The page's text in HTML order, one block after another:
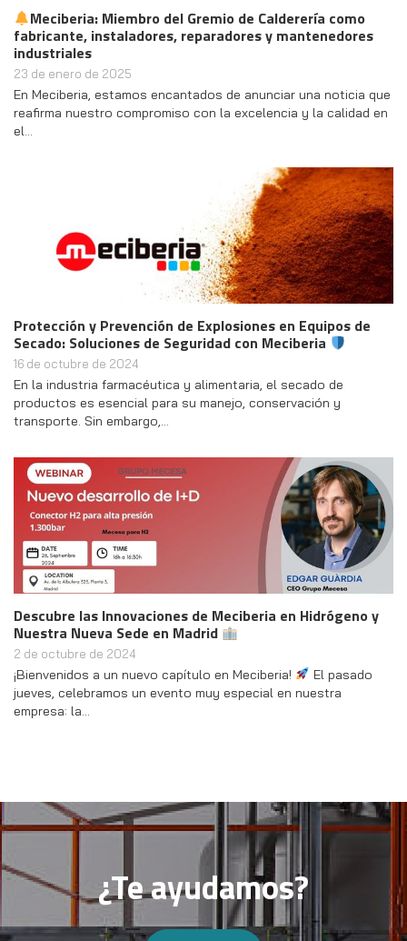
Meciberia: Miembro del Gremio de Calderería como
fabricante, instaladores, reparadores y mantenedores
industriales
23 de enero de 2025
En Meciberia, estamos encantados de anunciar una noticia que
reafirma nuestro compromiso con la excelencia y la calidad en
el…
Protección y Prevención de Explosiones en Equipos de
Secado: Soluciones de Seguridad con Meciberia
16 de octubre de 2024
En la industria farmacéutica y alimentaria, el secado de
productos es esencial para su manejo, conservación y
transporte. Sin embargo,…
Descubre las Innovaciones de Meciberia en Hidrógeno y
Nuestra Nueva Sede en Madrid
2 de octubre de 2024
¡Bienvenidos a un nuevo capítulo en Meciberia!
El pasado
jueves, celebramos un evento muy especial en nuestra
empresa: la…
¿Te ayudamos?